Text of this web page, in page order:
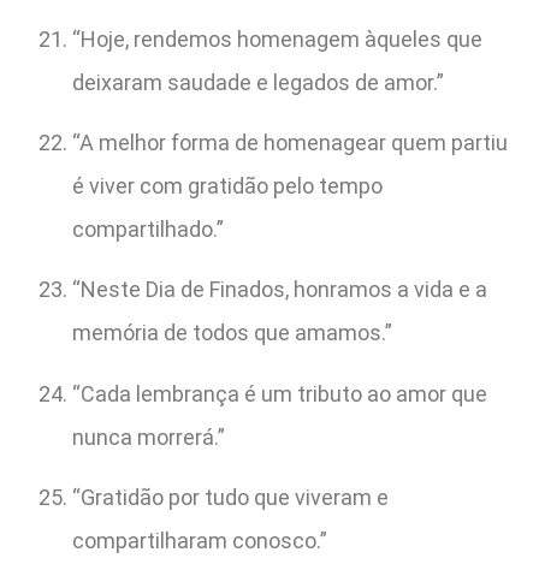
“Hoje, rendemos homenagem àqueles que
deixaram saudade e legados de amor.”
“A melhor forma de homenagear quem partiu
é viver com gratidão pelo tempo
compartilhado.”
“Neste Dia de Finados, honramos a vida e a
memória de todos que amamos.”
“Cada lembrança é um tributo ao amor que
nunca morrerá.”
“Gratidão por tudo que viveram e
compartilharam conosco.”